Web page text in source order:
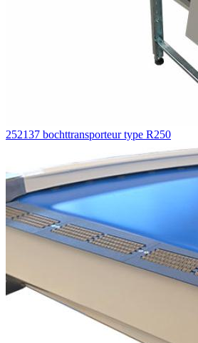
252137 bochttransporteur type R250